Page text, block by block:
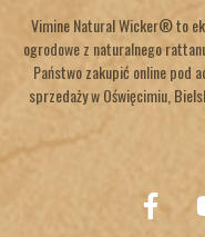
Vimine Natural Wicker® to
ogrodowe z naturalnego
Państwo zakupić online pod
sprzedaży w Oświęcimiu,